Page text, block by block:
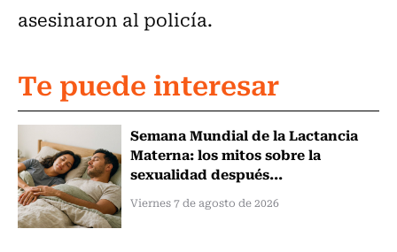
asesinaron al policía.
Te puede interesar
Semana Mundial de la Lactancia
Materna: los mitos sobre la
sexualidad después...
Viernes 7 de agosto de 2026